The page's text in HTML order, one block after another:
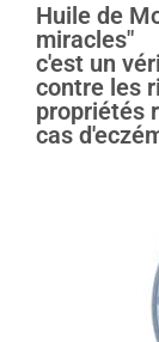
Huile de
miracles"
c'est un
contre les
propriétés
cas